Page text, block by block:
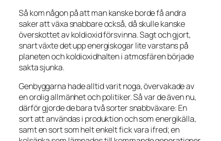
Så kom någon på att man kanske borde få andra
saker att växa snabbare också, då skulle kanske
överskottet av koldioxid försvinna. Sagt och gjort,
snart växte det upp energiskogar lite varstans på
planeten och koldioxidhalten i atmosfären började
sakta sjunka.
Genbyggarna hade alltid varit noga, övervakade av
en orolig allmänhet och politiker. Så var de även nu,
därför gjorde de bara två sorter snabbväxare: En
sort att användas i produktion och som energikälla,
samt en sort som helt enkelt fick vara ifred; en